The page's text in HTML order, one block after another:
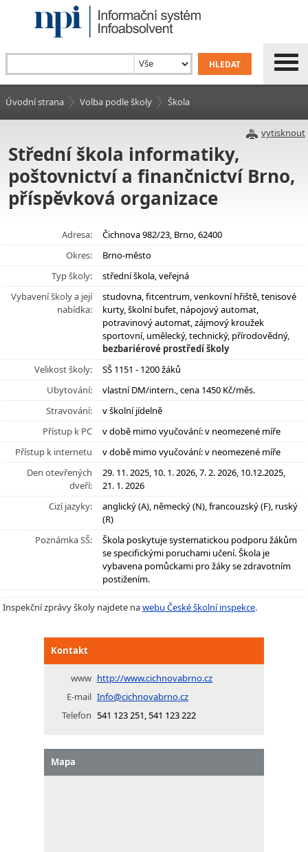
Úvodní strana Volba podle školy Škola
vytisknout
Střední škola informatiky,
poštovnictví a finančnictví Brno,
příspěvková organizace
Adresa:
Čichnova 982/23, Brno, 62400
Okres:
Brno-město
Typ školy:
střední škola, veřejná
Vybavení školy a její
nabídka:
studovna, fitcentrum, venkovní hřiště, tenisové
kurty, školní bufet, nápojový automat,
potravinový automat, zájmový kroužek
sportovní, umělecký, technický, přírodovědný,
bezbariérové prostředí školy
Velikost školy:
SŠ 1151 - 1200 žáků
Ubytování:
vlastní DM/intern., cena 1450 Kč/měs.
Stravování:
v školní jídelně
Přístup k PC
v době mimo vyučování: v neomezené míře
Přístup k internetu
v době mimo vyučování: v neomezené míře
Den otevřených
dveří:
29. 11. 2025, 10. 1. 2026, 7. 2. 2026, 10.12.2025,
21. 1. 2026
Cizí jazyky:
anglický (A), německý (N), francouzský (F), ruský
(R)
Poznámka SŠ:
Škola poskytuje systematickou podporu žákům
se specifickými poruchami učení. Škola je
vybavena pomůckami pro žáky se zdravotním
postižením.
Inspekční zprávy školy najdete nawebu České školní inspekce.
Kontakt
www http://www.cichnovabrno.cz
E-mail Info@cichnovabrno.cz
Telefon 541 123 251, 541 123 222
Mapa